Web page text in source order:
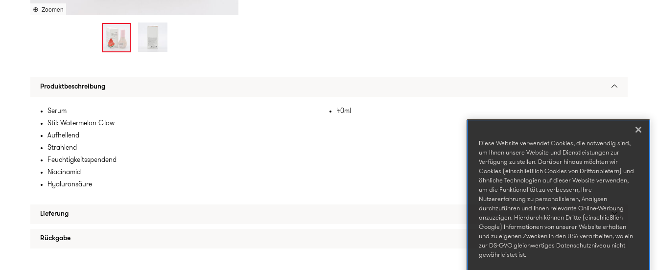
Zoomen
Produktbeschreibung
Serum
Stil: Watermelon Glow
Aufhellend
Strahlend
Feuchtigkeitsspendend
Niacinamid
Hyaluronsäure
40ml
Lieferung
Rückgabe
Diese Website verwendet Cookies, die notwendig sind,
um Ihnen unsere Website und Dienstleistungen zur
Verfügung zu stellen. Darüber hinaus möchten wir
Cookies (einschließlich Cookies von Drittanbietern) und
ähnliche Technologien auf dieser Website verwenden,
um die Funktionalität zu verbessern, Ihre
Nutzererfahrung zu personalisieren, Analysen
durchzuführen und Ihnen relevante Online-Werbung
anzuzeigen. Hierdurch können Dritte (einschließlich
Google) Informationen von unserer Website erhalten
und zu eigenen Zwecken in den USA verarbeiten, wo ein
zur DS-GVO gleichwertiges Datenschutzniveau nicht
gewährleistet ist.